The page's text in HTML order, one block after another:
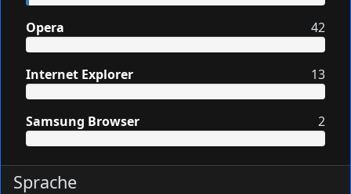
Opera 42
Internet Explorer 13
Samsung Browser 2
Sprache